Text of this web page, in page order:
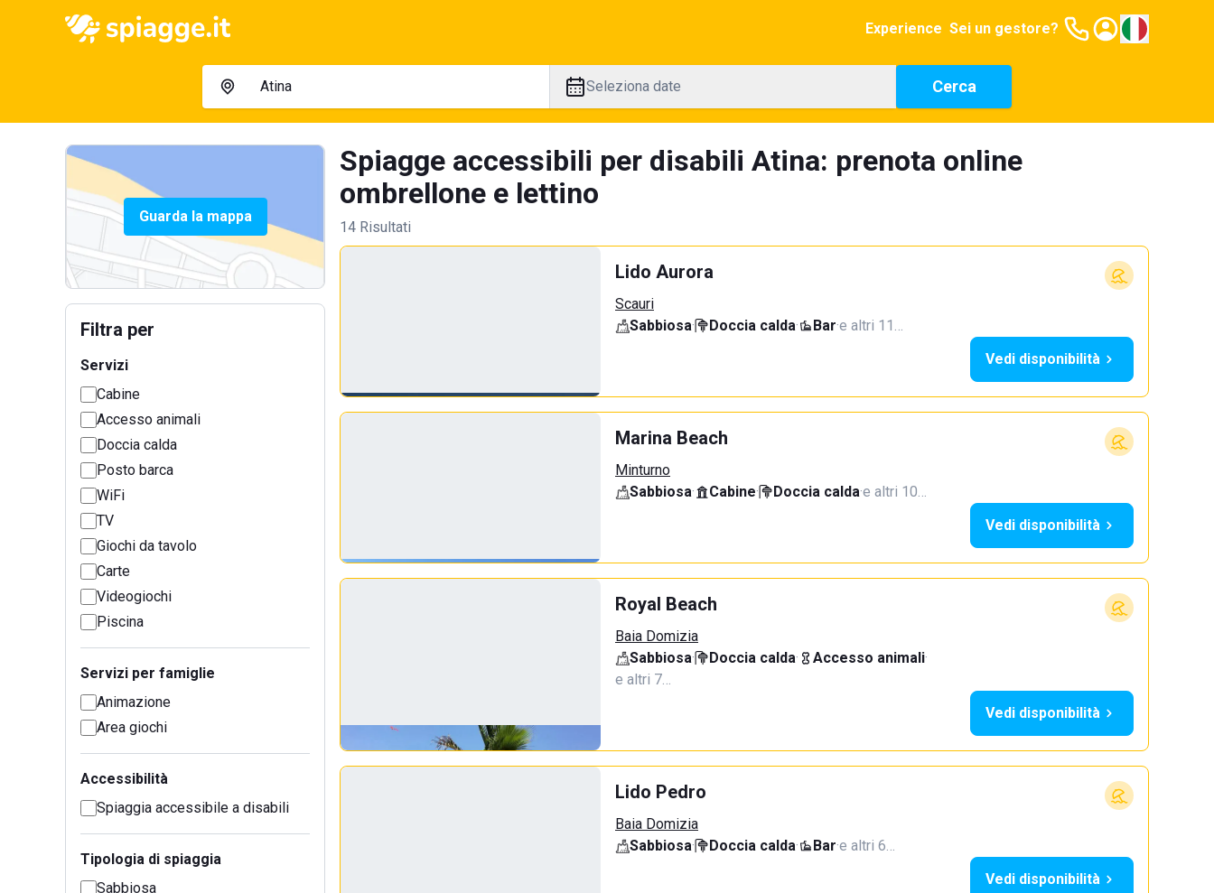
Experience Sei un gestore?
Seleziona date Cerca
Guarda la mappa
Filtra per
Servizi
Cabine
Accesso animali
Doccia calda
Posto barca
WiFi
TV
Giochi da tavolo
Carte
Videogiochi
Piscina
Servizi per famiglie
Animazione
Area giochi
Accessibilità
Spiaggia accessibile a disabili
Tipologia di spiaggia
Sabbiosa
Spiagge accessibili per disabili Atina: prenota online
ombrellone e lettino
14 Risultati
Lido Aurora
Scauri
Sabbiosa· Doccia calda· Bar·e altri 11…
Vedi disponibilità
Marina Beach
Minturno
Sabbiosa· Cabine· Doccia calda·e altri 10…
Vedi disponibilità
Royal Beach
Baia Domizia
Sabbiosa· Doccia calda· Accesso animali·
e altri 7…
Vedi disponibilità
Lido Pedro
Baia Domizia
Sabbiosa· Doccia calda· Bar·e altri 6…
Vedi disponibilità